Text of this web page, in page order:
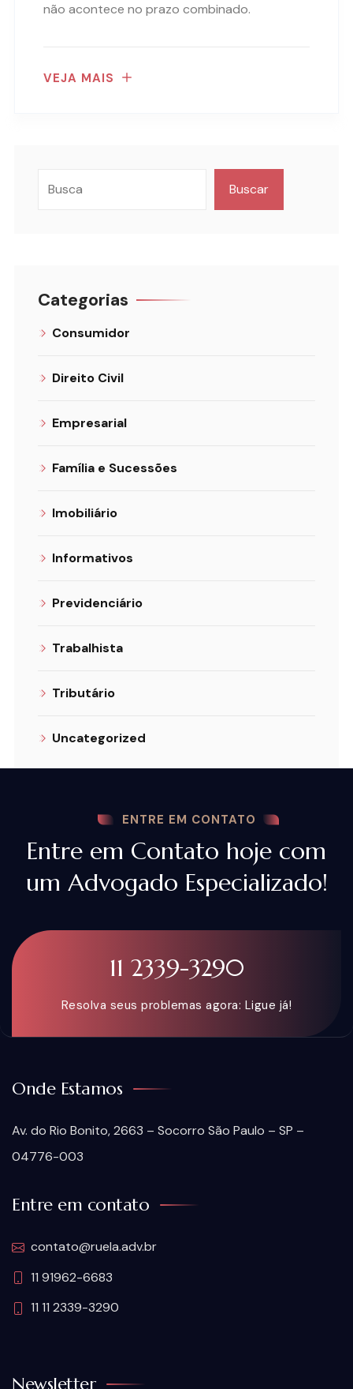
não acontece no prazo combinado.
VEJA MAIS
Buscar
Categorias
Consumidor
Direito Civil
Empresarial
Família e Sucessões
Imobiliário
Informativos
Previdenciário
Trabalhista
Tributário
Uncategorized
ENTRE EM CONTATO
Entre em Contato hoje com
um Advogado Especializado!
11 2339-3290
Resolva seus problemas agora: Ligue já!
Onde Estamos
Av. do Rio Bonito, 2663 – Socorro São Paulo – SP –
04776-003
Entre em contato
contato@ruela.adv.br
11 91962-6683
11 11 2339-3290
Newsletter